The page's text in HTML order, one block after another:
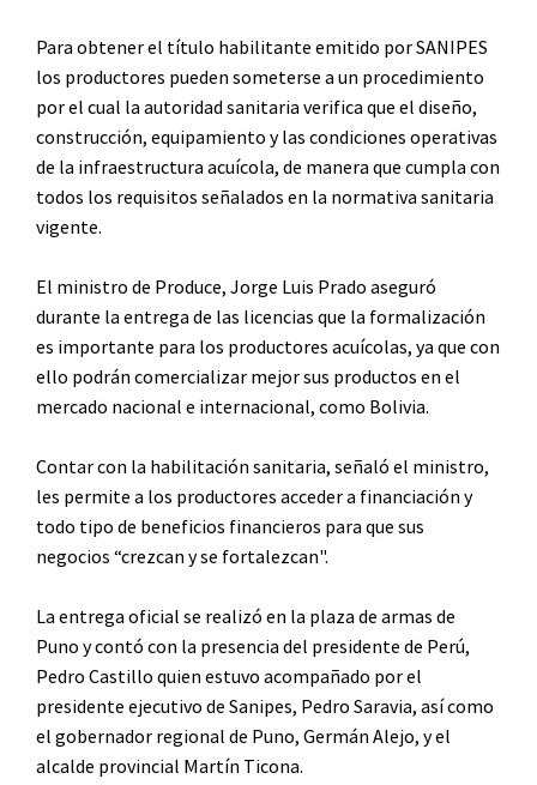
Para obtener el título habilitante emitido por SANIPES
los productores pueden someterse a un procedimiento
por el cual la autoridad sanitaria verifica que el diseño,
construcción, equipamiento y las condiciones operativas
de la infraestructura acuícola, de manera que cumpla con
todos los requisitos señalados en la normativa sanitaria
vigente.
El ministro de Produce, Jorge Luis Prado aseguró
durante la entrega de las licencias que la formalización
es importante para los productores acuícolas, ya que con
ello podrán comercializar mejor sus productos en el
mercado nacional e internacional, como Bolivia.
Contar con la habilitación sanitaria, señaló el ministro,
les permite a los productores acceder a financiación y
todo tipo de beneficios financieros para que sus
negocios “crezcan y se fortalezcan".
La entrega oficial se realizó en la plaza de armas de
Puno y contó con la presencia del presidente de Perú,
Pedro Castillo quien estuvo acompañado por el
presidente ejecutivo de Sanipes, Pedro Saravia, así como
el gobernador regional de Puno, Germán Alejo, y el
alcalde provincial Martín Ticona.